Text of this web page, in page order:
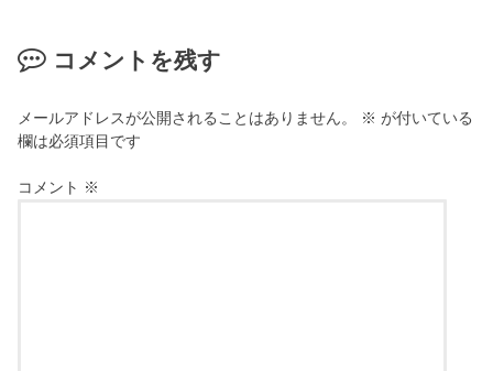
コメントを残す
メールアドレスが公開されることはありません。 ※ が付いている
欄は必須項目です
コメント ※